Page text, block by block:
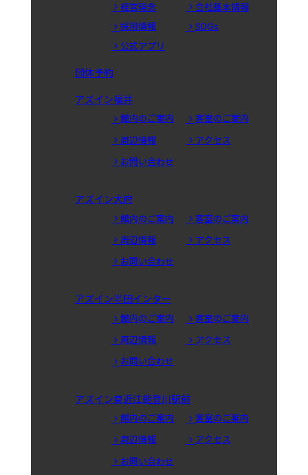
経営理念
会社基本情報
採用情報
SDGs
公式アプリ
団体予約
アズイン福井
館内のご案内
客室のご案内
周辺情報
アクセス
お問い合わせ
アズイン大府
館内のご案内
客室のご案内
周辺情報
アクセス
お問い合わせ
アズイン半田インター
館内のご案内
客室のご案内
周辺情報
アクセス
お問い合わせ
アズイン東近江能登川駅前
館内のご案内
客室のご案内
周辺情報
アクセス
お問い合わせ